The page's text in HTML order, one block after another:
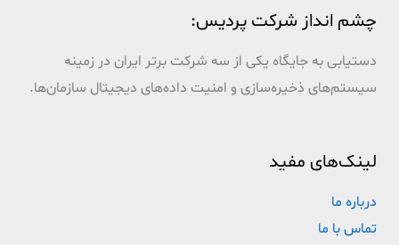
چشم انداز شرکت پردیس:
دستیابی به جایگاه یکی از سه شرکت برتر ایران در زمینه
سیستم‌های ذخیره‌سازی و امنیت داده‌های دیجیتال سازمان‌ها.
لینک‌های مفید
درباره ما
تماس با ما